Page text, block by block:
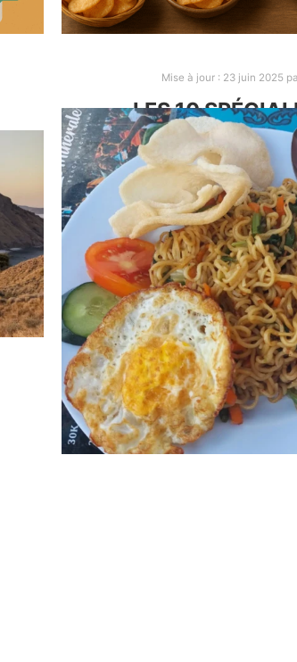
Mise à jour : 23 juin 2025
LES 10
GOÛTER EN
Après plus d’un mois en
découvrir de nombreux plats.
faut absolument essayer
INDONÉSIE